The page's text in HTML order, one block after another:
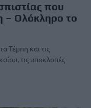
που
– Ολόκληρο το
Τέμπη και τις
τις υποκλοπές